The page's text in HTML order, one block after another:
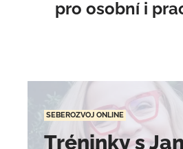
pro osobní i
SEBEROZVOJ ONLINE
Tréninky s